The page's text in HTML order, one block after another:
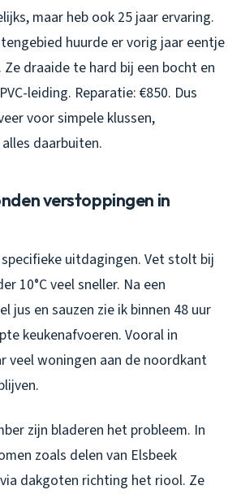
maar heb ook 25 jaar ervaring.
huurde er vorig jaar eentje
draaide te hard bij een bocht en
leiding. Reparatie: €850. Dus
voor simpele klussen,
daarbuiten.
verstoppingen in
uitdagingen. Vet stolt bij
10°C veel sneller. Na een
jus en sauzen zie ik binnen 48 uur
keukenafvoeren. Vooral in
veel woningen aan de noordkant
zijn bladeren het probleem. In
zoals delen van Elsbeek
dakgoten richting het riool. Ze